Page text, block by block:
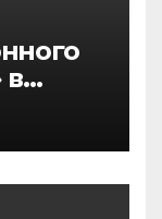
в